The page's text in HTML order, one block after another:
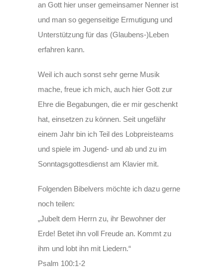
an Gott hier unser gemeinsamer Nenner ist
und man so gegenseitige Ermutigung und
Unterstützung für das (Glaubens-)Leben
erfahren kann.
Weil ich auch sonst sehr gerne Musik
mache, freue ich mich, auch hier Gott zur
Ehre die Begabungen, die er mir geschenkt
hat, einsetzen zu können. Seit ungefähr
einem Jahr bin ich Teil des Lobpreisteams
und spiele im Jugend- und ab und zu im
Sonntagsgottesdienst am Klavier mit.
Folgenden Bibelvers möchte ich dazu gerne
noch teilen:
„Jubelt dem Herrn zu, ihr Bewohner der
Erde! Betet ihn voll Freude an. Kommt zu
ihm und lobt ihn mit Liedern.“
Psalm 100:1-2